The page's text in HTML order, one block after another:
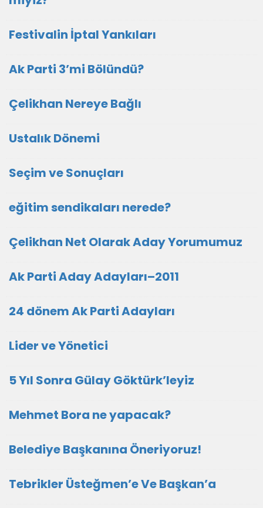
Festivalin İptal Yankıları
Ak Parti 3’mi Bölündü?
Çelikhan Nereye Bağlı
Ustalık Dönemi
Seçim ve Sonuçları
eğitim sendikaları nerede?
Çelikhan Net Olarak Aday Yorumumuz
Ak Parti Aday Adayları–2011
24 dönem Ak Parti Adayları
Lider ve Yönetici
5 Yıl Sonra Gülay Göktürk’leyiz
Mehmet Bora ne yapacak?
Belediye Başkanına Öneriyoruz!
Tebrikler Üsteğmen’e Ve Başkan’a